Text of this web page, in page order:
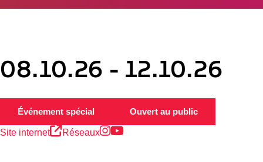
08.10.26 - 12.10.26
Événement spécial Ouvert au public
Site internet Réseaux